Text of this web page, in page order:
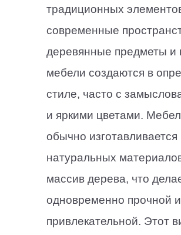
традиционных
современные
деревянные предметы и
мебели создаются в
стиле, часто с
и яркими цветами.
обычно изготавливается
натуральных
массив дерева, что
одновременно прочной и
привлекательной. Этот